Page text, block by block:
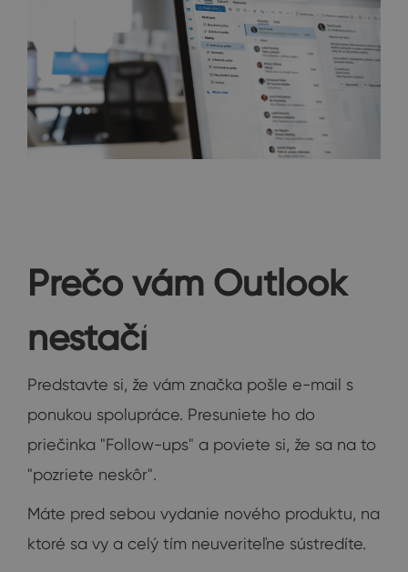
Prečo vám Outlook
nestačí
Predstavte si, že vám značka pošle e-mail s
ponukou spolupráce. Presuniete ho do
priečinka "Follow-ups" a poviete si, že sa na to
"pozriete neskôr".
Máte pred sebou vydanie nového produktu, na
ktoré sa vy a celý tím neuveriteľne sústredíte.